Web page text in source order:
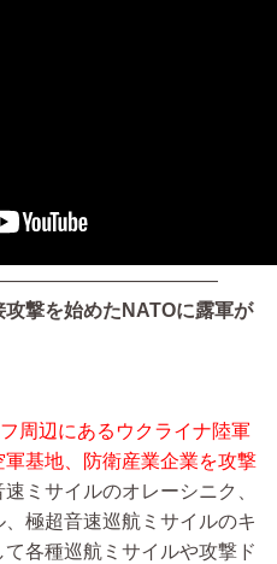
撃を始めたNATOに露軍が
周辺にあるウクライナ陸軍
基地、防衛産業企業を攻撃
ミサイルのオレーシニク、
極超音速巡航ミサイルのキ
各種巡航ミサイルや攻撃ド